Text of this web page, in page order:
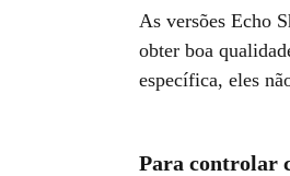
As versões Echo
obter boa
específica, eles
Para controlar